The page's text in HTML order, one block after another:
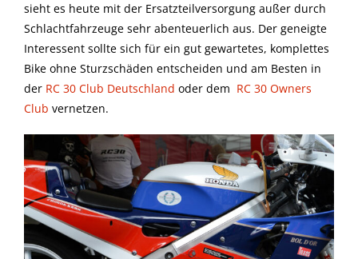
sieht es heute mit der Ersatzteilversorgung außer durch
Schlachtfahrzeuge sehr abenteuerlich aus. Der geneigte
Interessent sollte sich für ein gut gewartetes, komplettes
Bike ohne Sturzschäden entscheiden und am Besten in
der RC 30 Club Deutschland oder dem RC 30 Owners
Club vernetzen.